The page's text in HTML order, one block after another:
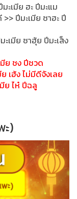
ะเมีย ฮะ ปีมะแม
ปีมะเมีย ซาฮะ ปี
ะเมีย ซาฮุ้ย ปีมะเส็ง
ย ชง ปีชวด
เฮ้ง ไม่มีดีจังเลย
ย ไห๋ ปีฉลู
)